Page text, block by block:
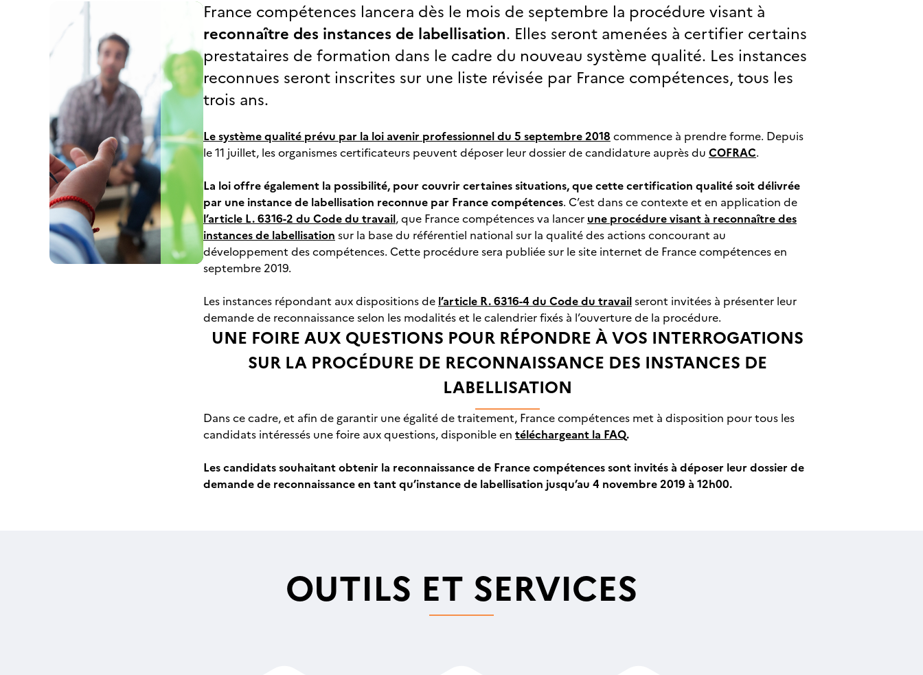
France compétences lancera dès le mois de septembre la procédure visant à
reconnaître des instances de labellisation. Elles seront amenées à certifier certains
prestataires de formation dans le cadre du nouveau système qualité. Les instances
reconnues seront inscrites sur une liste révisée par France compétences, tous les
trois ans.
Le système qualité prévu par la loi avenir professionnel du 5 septembre 2018 commence à prendre forme. Depuis
le 11 juillet, les organismes certificateurs peuvent déposer leur dossier de candidature auprès du COFRAC.
La loi offre également la possibilité, pour couvrir certaines situations, que cette certification qualité soit délivrée
par une instance de labellisation reconnue par France compétences. C’est dans ce contexte et en application de
l’article L. 6316-2 du Code du travail, que France compétences va lancer une procédure visant à reconnaître des
instances de labellisation sur la base du référentiel national sur la qualité des actions concourant au
développement des compétences. Cette procédure sera publiée sur le site internet de France compétences en
septembre 2019.
Les instances répondant aux dispositions de l’article R. 6316-4 du Code du travailseront invitées à présenter leur
demande de reconnaissance selon les modalités et le calendrier fixés à l’ouverture de la procédure.
UNE FOIRE AUX QUESTIONS POUR RÉPONDRE À VOS INTERROGATIONS
SUR LA PROCÉDURE DE RECONNAISSANCE DES INSTANCES DE
LABELLISATION
Dans ce cadre, et afin de garantir une égalité de traitement, France compétences met à disposition pour tous les
candidats intéressés une foire aux questions, disponible en téléchargeant la FAQ.
Les candidats souhaitant obtenir la reconnaissance de France compétences sont invités à déposer leur dossier de
demande de reconnaissance en tant qu’instance de labellisation jusqu’au 4 novembre 2019 à 12h00.
OUTILS ET SERVICES